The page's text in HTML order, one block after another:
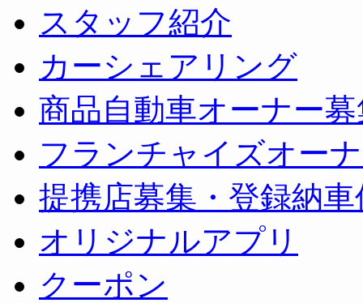
スタッフ紹介
カーシェアリング
商品自動車オーナー
フランチャイズオー
提携店募集・登録納
オリジナルアプリ
クーポン